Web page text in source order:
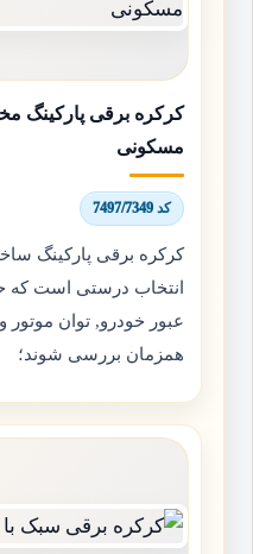
کرکره برقی پارکینگ
مسکونی
کد 7497/7349
کرکره برقی پارکینگ
انتخاب درستی است که
عبور خودرو, توان موتور
همزمان بررسی شوند؛